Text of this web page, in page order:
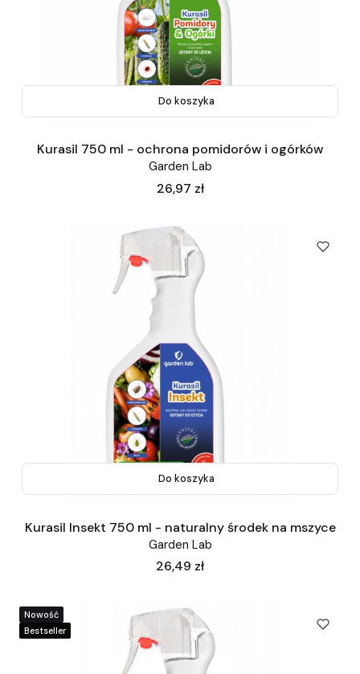
Do koszyka
Kurasil 750 ml - ochrona pomidorów i ogórków
Garden Lab
Cena
26,97 zł
Do koszyka
Kurasil Insekt 750 ml - naturalny środek na mszyce
Garden Lab
Cena
26,49 zł
Bestseller
Nowość